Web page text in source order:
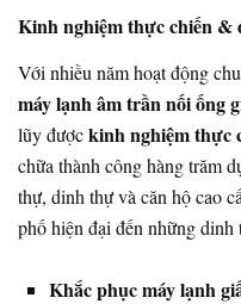
Kinh nghiệm thực chiến &
Với nhiều năm hoạt động
máy lạnh âm trần nối ống
lũy đượckinh nghiệm thực
chữa thành công hàng trăm
thự, dinh thự và căn hộ cao
phố hiện đại đến những dinh
Khắc phục máy lạnh